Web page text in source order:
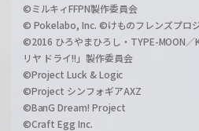
©ミルキィFFPN製作委員会
© Pokelabo, Inc. ©けものフレンズプロ
©2016 ひろやまひろし・TYPE-MOON
リヤ ドライ!!」製作委員会
©Project Luck & Logic
©Project シンフォギアAXZ
©BanG Dream! Project
©Craft Egg Inc.